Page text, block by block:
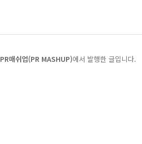
PR매쉬업(PR MASHUP)에서 발행한 글입니다.